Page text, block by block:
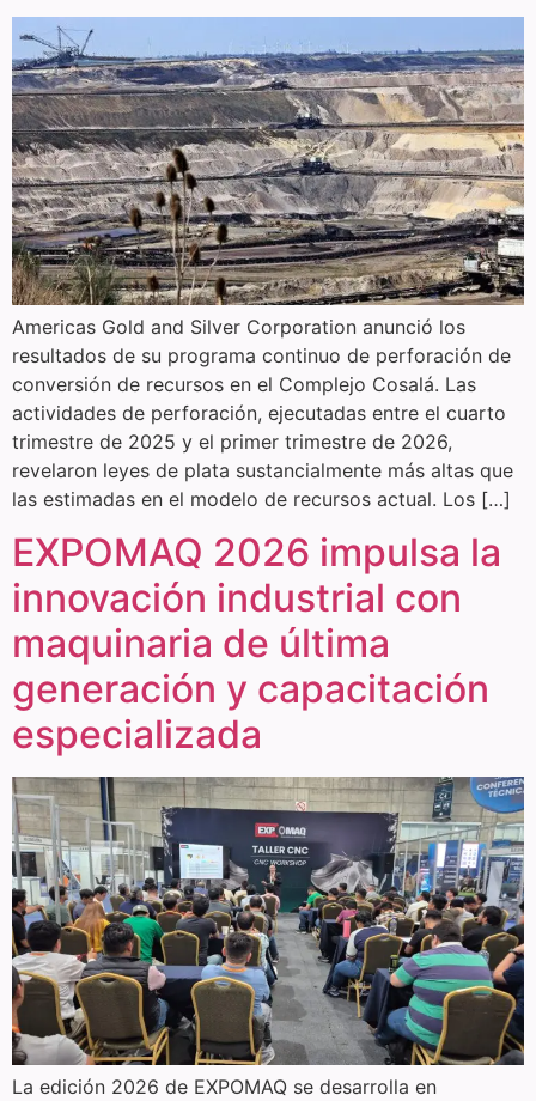
Americas Gold and Silver Corporation anunció los
resultados de su programa continuo de perforación de
conversión de recursos en el Complejo Cosalá. Las
actividades de perforación, ejecutadas entre el cuarto
trimestre de 2025 y el primer trimestre de 2026,
revelaron leyes de plata sustancialmente más altas que
las estimadas en el modelo de recursos actual. Los […]
EXPOMAQ 2026 impulsa la
innovación industrial con
maquinaria de última
generación y capacitación
especializada
La edición 2026 de EXPOMAQ se desarrolla en